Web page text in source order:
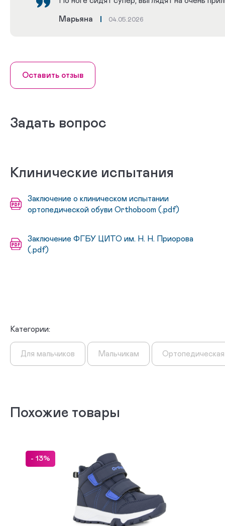
Марьяна 04.05.2026
Оставить отзыв
Задать вопрос
Клинические испытания
Заключение о клиническом испытании
ортопедической обуви Orthoboom (.pdf)
Заключение ФГБУ ЦИТО им. Н. Н. Приорова
(.pdf)
Категории:
Для мальчиков Мальчикам Ортопедическая
Похожие товары
- 13%